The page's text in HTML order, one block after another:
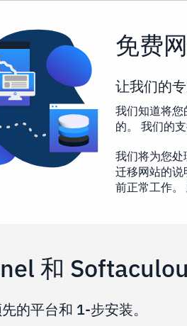
免费
让我们的
我们知道将
的。 我们的
我们将为您
迁移网站的说
前正常工作。
和
的平台和 1-步安装。